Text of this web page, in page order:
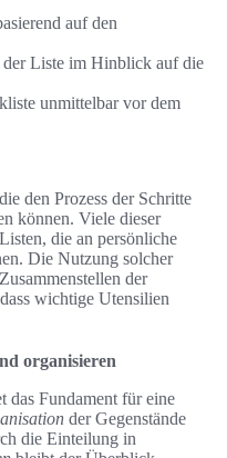
auf den
Liste im Hinblick auf die
unmittelbar vor dem
den Prozess der Schritte
können. Viele dieser
die an persönliche
Die Nutzung solcher
der
wichtige Utensilien
organisieren
das Fundament für eine
der Gegenstände
die Einteilung in